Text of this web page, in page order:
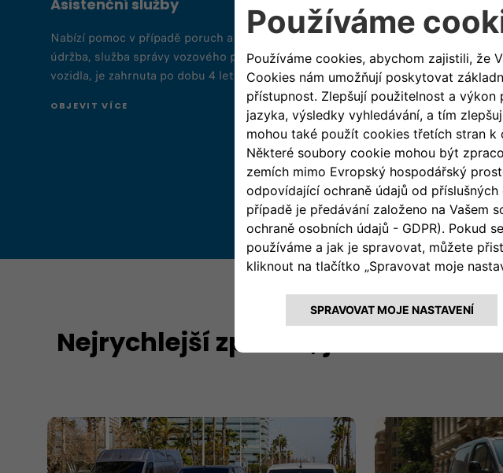
Asistenční služby
Nabízí pomoc v případě poruch a nehod 7 dní v týdnu, 24 hodin denně.
údržba, služba správy vozového parku určená ke sledování a optimalizaci stavu
vozidla, je zahrnuta po dobu 4 let pro všechna užitková vozidla.
OBJEVIT VÍCE
Nejrychlejší způsob, jak získat Fiat